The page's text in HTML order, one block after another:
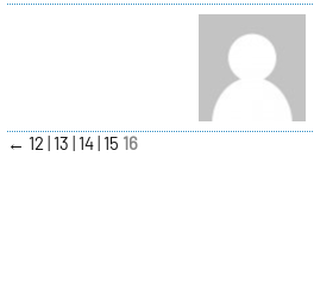
← 12 13 14 15 16